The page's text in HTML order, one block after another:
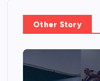
Other Story